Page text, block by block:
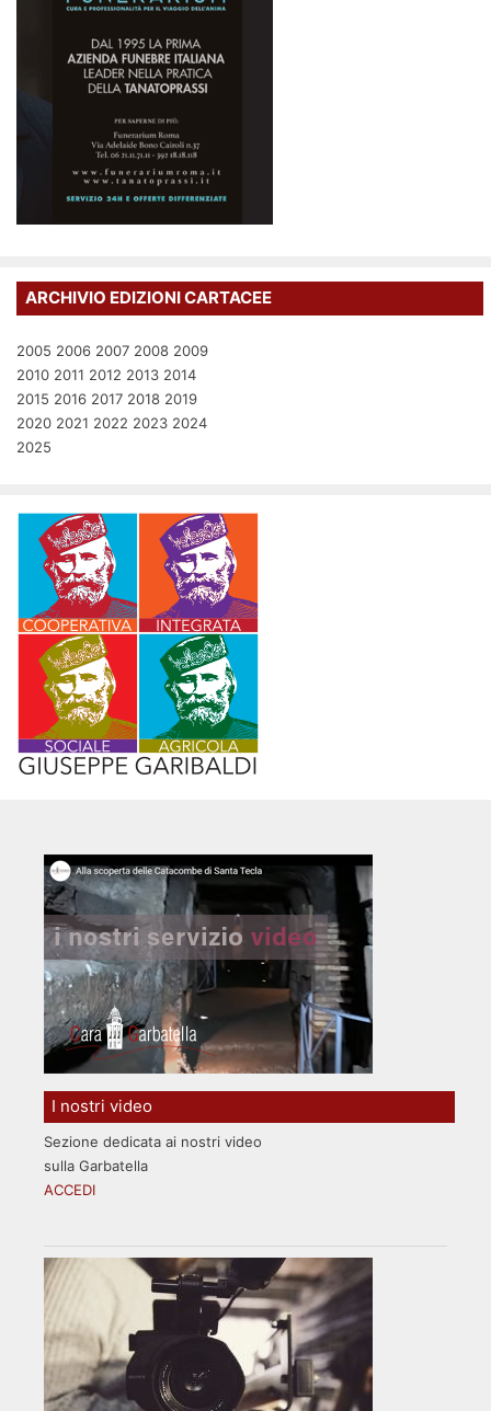
ARCHIVIO EDIZIONI CARTACEE
2005 2006 2007 2008 2009
2010 2011 2012 2013 2014
2015 2016 2017 2018 2019
2020 2021 2022 2023 2024
2025
I nostri video
Sezione dedicata ai nostri video
sulla Garbatella
ACCEDI